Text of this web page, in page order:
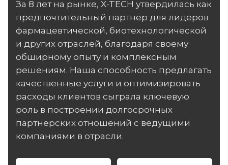
За 8 лет на рынке, X-TECH утвердилась как
предпочтительный партнер для лидеров
фармацевтической, биотехнологической
и других отраслей, благодаря своему
обширному опыту и комплексным
решениям. Наша способность предлагать
качественные услуги и оптимизировать
расходы клиентов сыграла ключевую
роль в построении долгосрочных
партнерских отношений с ведущими
компаниями в отрасли.